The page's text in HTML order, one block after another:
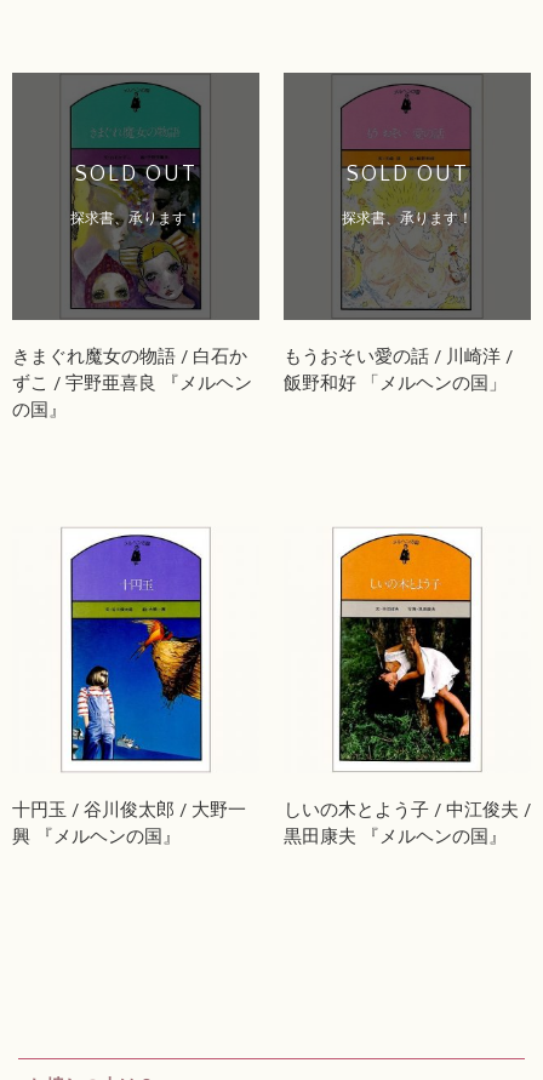
SOLD OUT
探求書、承ります！
きまぐれ魔女の物語 / 白石か
ずこ / 宇野亜喜良 『メルヘン
の国』
SOLD OUT
探求書、承ります！
もうおそい愛の話 / 川崎洋 /
飯野和好 「メルヘンの国」
十円玉 / 谷川俊太郎 / 大野一
興 『メルヘンの国』
しいの木とよう子 / 中江俊夫 /
黒田康夫 『メルヘンの国』